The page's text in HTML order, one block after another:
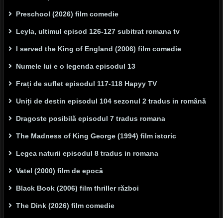
Preschool (2026) film comedie
Leyla, ultimul episod 126-127 subitrat romana tv
I served the King of England (2006) film comedie
Numele lui e o legenda episodul 13
Frați de suflet episodul 117-118 Hapyy TV
Uniți de destin episodul 104 sezonul 2 tradus in română
Dragoste posibilă episodul 7 tradus romana
The Madness of King George (1994) film istoric
Legea naturii episodul 8 tradus in romana
Vatel (2000) film de epocă
Black Book (2006) film thriller război
The Dink (2026) film comedie